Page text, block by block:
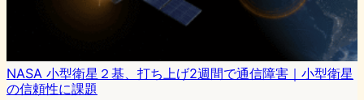
NASA 小型衛星２基、打ち上げ2週間で通信障害｜小型衛星
の信頼性に課題